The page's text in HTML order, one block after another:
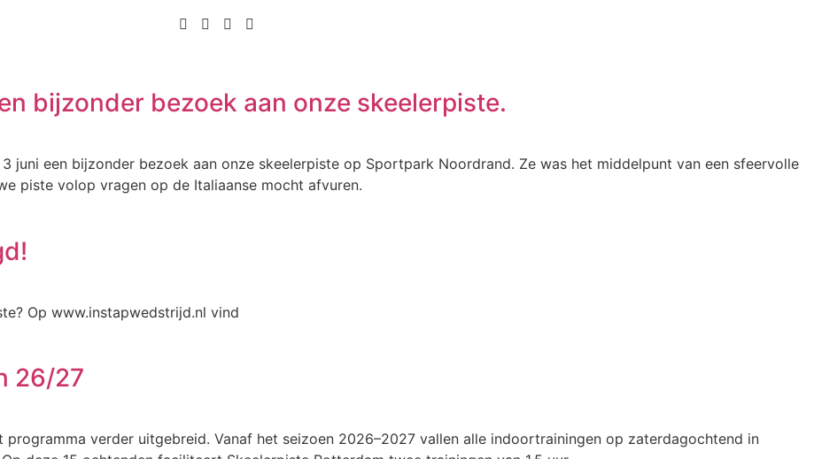
bijzonder bezoek aan onze skeelerpiste.
juni een bijzonder bezoek aan onze skeelerpiste op Sportpark Noordrand. Ze was het middelpunt van een sfeervolle
piste volop vragen op de Italiaanse mocht afvuren.
Op www.instapwedstrijd.nl vind
26/27
verder uitgebreid. Vanaf het seizoen 2026–2027 vallen alle indoortrainingen op zaterdagochtend in